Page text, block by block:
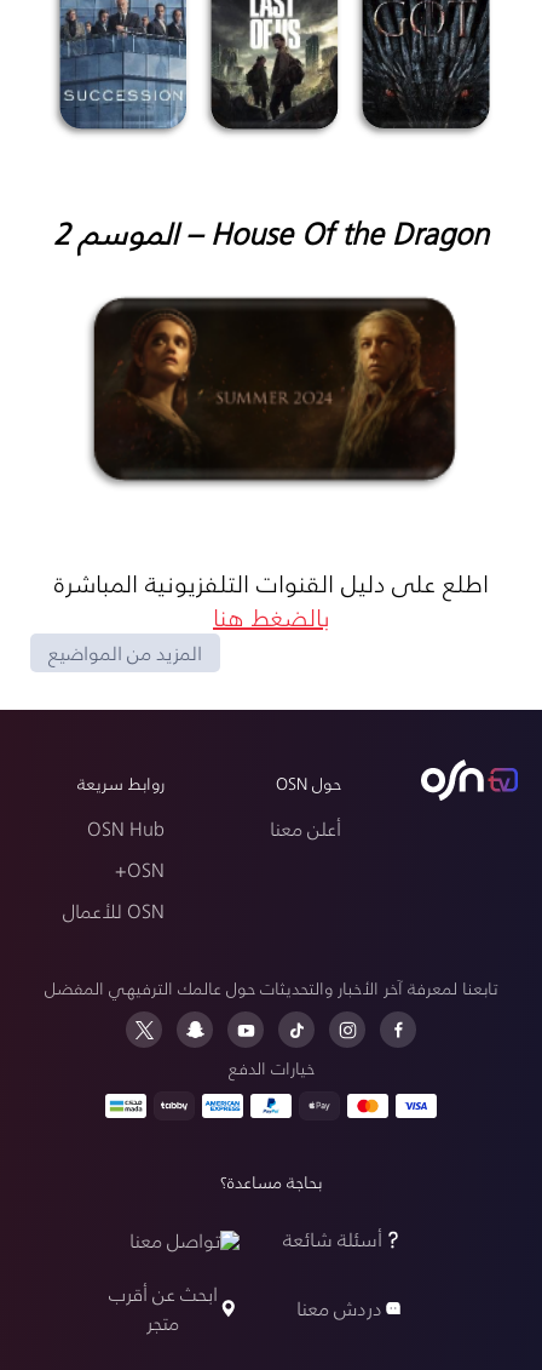
House Of the Dragon – الموسم 2
اطلع على دليل القنوات التلفزيونية المباشرة
بالضغط هنا
المزيد من المواضيع
حول OSN
أعلن معنا
روابط سريعة
OSN Hub
OSN+
OSN للأعمال
تابعنا لمعرفة آخر الأخبار والتحديثات حول عالمك الترفيهي المفضل
خيارات الدفع
بحاجة مساعدة؟
أسئلة شائعة
تواصل معنا
دردش معنا
ابحث عن أقرب
متجر